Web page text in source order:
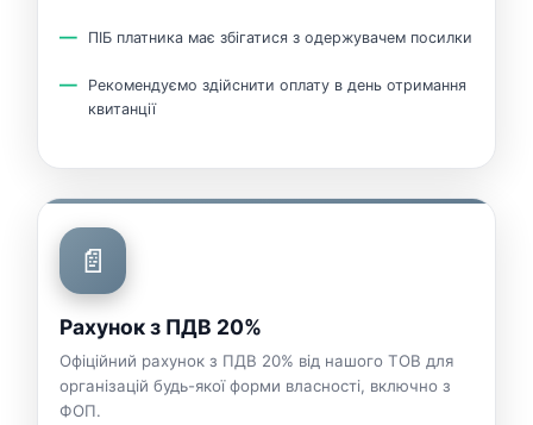
ПІБ платника має збігатися з одержувачем посилки
Рекомендуємо здійснити оплату в день отримання
квитанції
📄
Рахунок з ПДВ 20%
Офіційний рахунок з ПДВ 20% від нашого ТОВ для
організацій будь-якої форми власності, включно з
ФОП.